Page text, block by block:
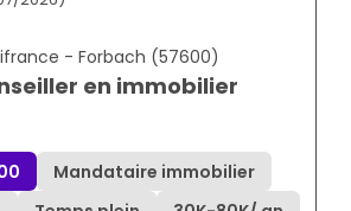
- Forbach (57600)
en immobilier
Mandataire immobilier